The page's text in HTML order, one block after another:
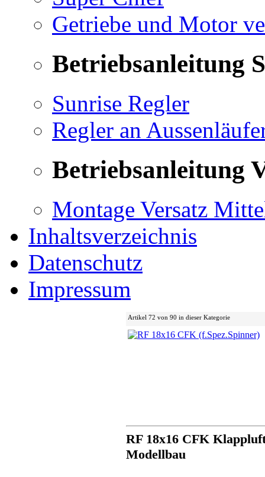
Getriebe und Motor
Betriebsanleitung
Sunrise Regler
Regler an
Betriebsanleitung
Montage Versatz
Inhaltsverzeichnis
Datenschutz
Impressum
Artikel 72 von 90 in dieser Kategorie
RF 18x16 CFK
Modellbau